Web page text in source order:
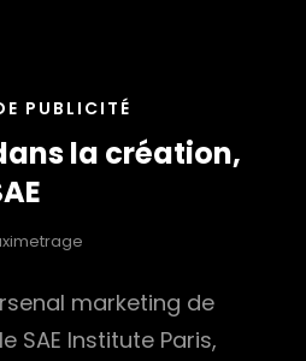
PUBLICITÉ
la création,
marketing de
SAE Institute Paris,